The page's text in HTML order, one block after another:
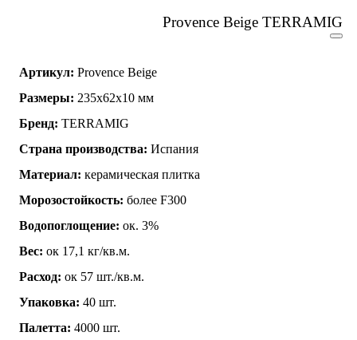
Provence Beige TERRAMIG
Артикул: Provence Beige
Размеры: 235x62x10 мм
Бренд: TERRAMIG
Страна производства: Испания
Материал: керамическая плитка
Морозостойкость: более F300
Водопоглощение: ок. 3%
Вес: ок 17,1 кг/кв.м.
Расход: ок 57 шт./кв.м.
Упаковка: 40 шт.
Палетта: 4000 шт.